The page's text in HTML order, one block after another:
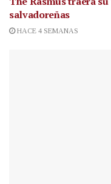
salvadoreñas
HACE 4 SEMANAS